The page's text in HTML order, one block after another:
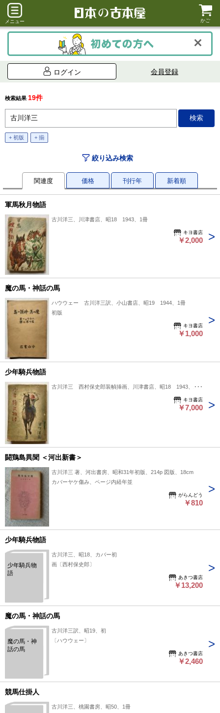
メニュー かご
ログイン 会員登録
検索結果 19件
+ 初版 + 揃
絞り込み検索
関連度 価格 刊行年 新着順
軍馬秋月物語
古川洋三、川津書店、昭18 1943、1冊
キヨ書店
￥2,000
魔の馬・神話の馬
ハウウェー 古川洋三訳、小山書店、昭19 1944、1冊
初版
キヨ書店
￥1,000
少年騎兵物語
古川洋三 西村保史郎装幀挿画、川津書店、昭18 1943、1冊
キヨ書店
￥7,000
闘鶏島異聞 ＜河出新書＞
古川洋三 著、河出書房、昭和31年初版、214p 図版、18cm
カバーヤケ傷み、ページ内経年並
がらんどう
￥810
少年騎兵物語
少年騎兵物
語
古川洋三、昭18、カバー初
画〔西村保史郎〕
あきつ書店
￥13,200
魔の馬・神話の馬
魔の馬・神
話の馬
古川洋三訳、昭19、初
〔ハウウェー〕
あきつ書店
￥2,460
競馬仕掛人
古川洋三、桃園書房、昭50、1冊